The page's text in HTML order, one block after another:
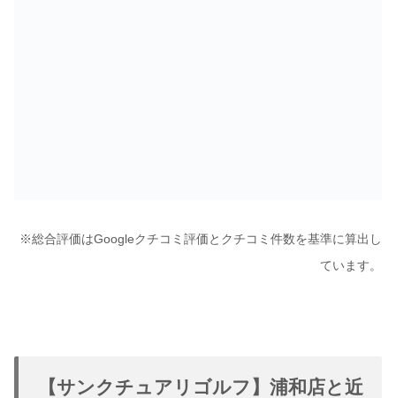
※総合評価はGoogleクチコミ評価とクチコミ件数を基準に算出し
ています。
【サンクチュアリゴルフ】浦和店と近